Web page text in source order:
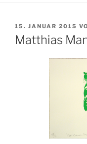
VERÖFFENTLICHT
AM
15. JANUAR 2015
Matthias